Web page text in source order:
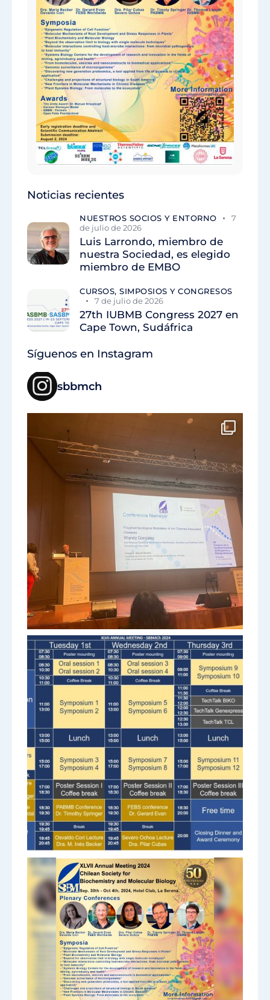
Noticias recientes
NUESTROS SOCIOS Y ENTORNO
7
de julio de 2026
Luis Larrondo, miembro de
nuestra Sociedad, es elegido
miembro de EMBO
CURSOS, SIMPOSIOS Y CONGRESOS
7 de julio de 2026
27th IUBMB Congress 2027 en
Cape Town, Sudáfrica
Síguenos en Instagram
sbbmch